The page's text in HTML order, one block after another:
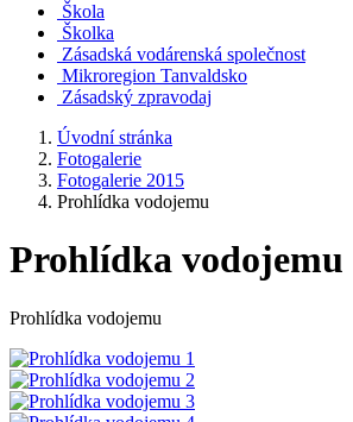
Škola
Školka
Zásadská vodárenská společnost
Mikroregion Tanvaldsko
Zásadský zpravodaj
Úvodní stránka
Fotogalerie
Fotogalerie 2015
Prohlídka vodojemu
Prohlídka vodojemu
Prohlídka vodojemu